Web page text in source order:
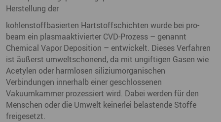
Herstellung der
kohlenstoffbasierten Hartstoffschichten wurde bei pro-
beam ein plasmaaktivierter CVD-Prozess – genannt
Chemical Vapor Deposition – entwickelt. Dieses Verfahren
ist äußerst umweltschonend, da mit ungiftigen Gasen wie
Acetylen oder harmlosen siliziumorganischen
Verbindungen innerhalb einer geschlossenen
Vakuumkammer prozessiert wird. Dabei werden für den
Menschen oder die Umwelt keinerlei belastende Stoffe
freigesetzt.